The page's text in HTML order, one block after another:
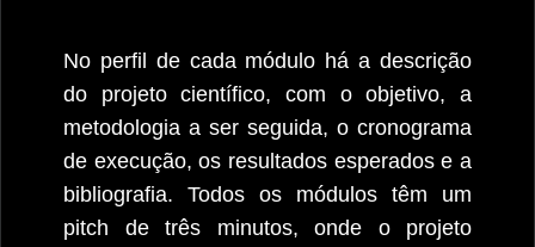
No perfil de cada módulo há a descrição
do projeto científico, com o objetivo, a
metodologia a ser seguida, o cronograma
de execução, os resultados esperados e a
bibliografia. Todos os módulos têm um
pitch de três minutos, onde o projeto